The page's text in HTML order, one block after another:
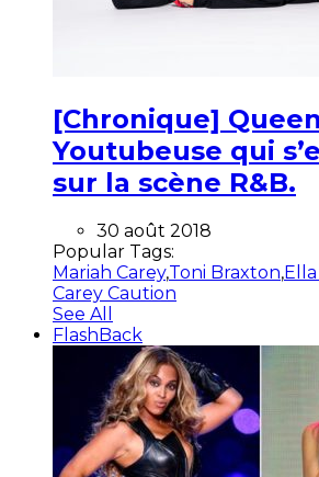
[Chronique]
Youtubeuse qui
sur la scène R&B.
30 août 2018
Popular Tags:
Mariah Carey,Toni Braxton,
Carey Caution
See All
FlashBack